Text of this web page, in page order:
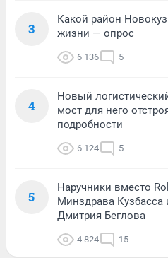
3
Какой район
жизни — опрос
6 136 5
4
Новый
мост для него
подробности
6 124 5
5
Наручники вместо
Минздрава
Дмитрия Беглова
4 824 15